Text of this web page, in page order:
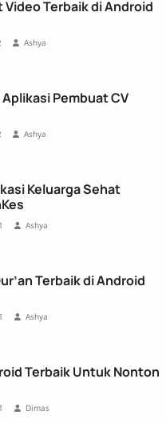
Video Terbaik di Android
Ashya
Pembuat CV
Ashya
Keluarga Sehat
Ashya
Terbaik di Android
Ashya
Terbaik Untuk Nonton
Dimas